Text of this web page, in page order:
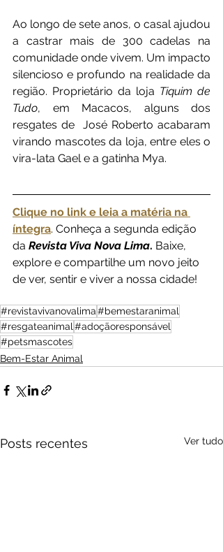
Ao longo de sete anos, o casal ajudou
a castrar mais de 300 cadelas na
comunidade onde vivem. Um impacto
silencioso e profundo na realidade da
região. Proprietário da loja Tiquim de
Tudo, em Macacos, alguns dos
resgates de  José Roberto acabaram
virando mascotes da loja, entre eles o
vira-lata Gael e a gatinha Mya.
Clique no link e leia a matéria na
íntegra. Conheça a segunda edição
da Revista Viva Nova Lima. Baixe,
explore e compartilhe um novo jeito
de ver, sentir e viver a nossa cidade!
#revistavivanovalima#bemestaranimal
#resgateanimal #adoçãoresponsável
#petsmascotes
Bem-Estar Animal
Posts recentes Ver tudo